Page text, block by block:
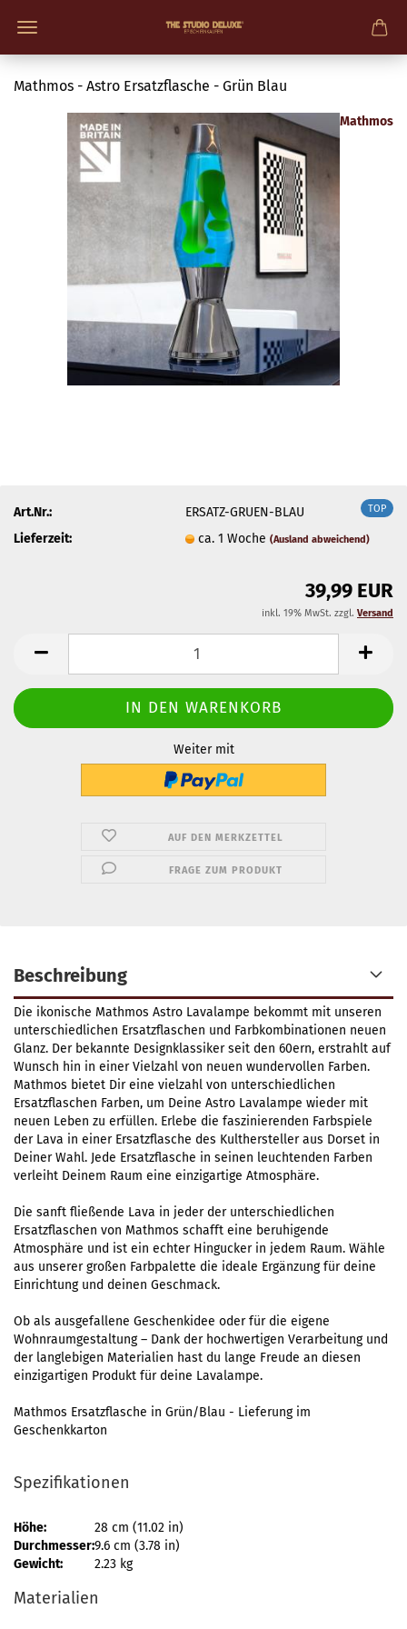
Mathmos - Astro Ersatzflasche - Grün Blau
Mathmos
TOP
Art.Nr.:
ERSATZ-GRUEN-BLAU
Lieferzeit:
ca. 1 Woche(Ausland abweichend)
39,99 EUR
inkl. 19% MwSt. zzgl. Versand
Weiter mit
AUF DEN MERKZETTEL
FRAGE ZUM PRODUKT
Beschreibung
Die ikonische Mathmos Astro Lavalampe bekommt mit unseren
unterschiedlichen Ersatzflaschen und Farbkombinationen neuen
Glanz. Der bekannte Designklassiker seit den 60ern, erstrahlt auf
Wunsch hin in einer Vielzahl von neuen wundervollen Farben.
Mathmos bietet Dir eine vielzahl von unterschiedlichen
Ersatzflaschen Farben, um Deine Astro Lavalampe wieder mit
neuen Leben zu erfüllen. Erlebe die faszinierenden Farbspiele
der Lava in einer Ersatzflasche des Kulthersteller aus Dorset in
Deiner Wahl. Jede Ersatzflasche in seinen leuchtenden Farben
verleiht Deinem Raum eine einzigartige Atmosphäre.
Die sanft fließende Lava in jeder der unterschiedlichen
Ersatzflaschen von Mathmos schafft eine beruhigende
Atmosphäre und ist ein echter Hingucker in jedem Raum. Wähle
aus unserer großen Farbpalette die ideale Ergänzung für deine
Einrichtung und deinen Geschmack.
Ob als ausgefallene Geschenkidee oder für die eigene
Wohnraumgestaltung – Dank der hochwertigen Verarbeitung und
der langlebigen Materialien hast du lange Freude an diesen
einzigartigen Produkt für deine Lavalampe.
Mathmos Ersatzflasche in Grün/Blau - Lieferung im
Geschenkkarton
Spezifikationen
Höhe:
28 cm (11.02 in)
Durchmesser:9.6 cm (3.78 in)
Gewicht:
2.23 kg
Materialien